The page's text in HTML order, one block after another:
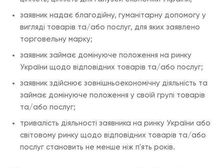
заявник надає благодійну, гуманітарну допомогу у
вигляді товарів та/або послуг, для яких заявлено
торговельну марку;
заявник займає домінуюче положення на ринку
України щодо відповідних товарів та/або послуг;
заявник здійснює зовнішньоекономічну діяльність та
займає домінуюче положення у своїй групі товарів
та/або послуг;
тривалість діяльності заявника на ринку України або
світовому ринку щодо відповідних товарів та/або
послуг становить не менше ніж п'ять років.